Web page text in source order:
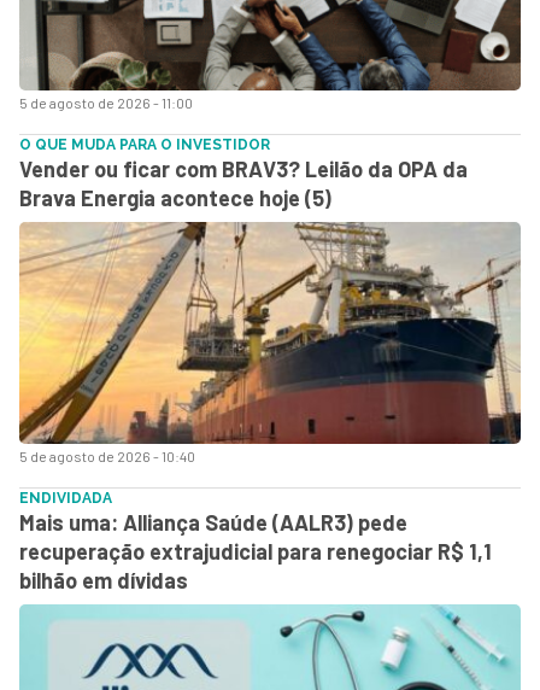
5 de agosto de 2026 - 11:00
5 de agosto de 2026 - 10:40
O QUE MUDA PARA O INVESTIDOR
Vender ou ficar com BRAV3? Leilão da OPA da
Brava Energia acontece hoje (5)
ENDIVIDADA
Mais uma: Alliança Saúde (AALR3) pede
recuperação extrajudicial para renegociar R$ 1,1
bilhão em dívidas